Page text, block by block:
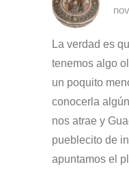
La verdad es
tenemos algo
un poquito
conocerla
nos atrae y
pueblecito de
apuntamos el